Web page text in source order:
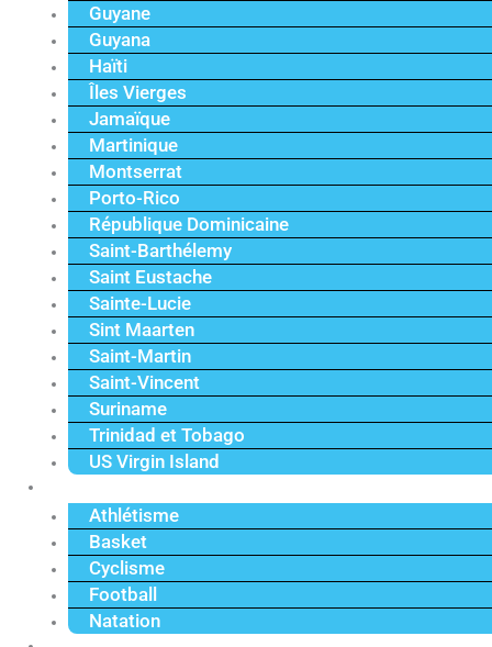
Guyane
Guyana
Haïti
Îles Vierges
Jamaïque
Martinique
Montserrat
Porto-Rico
République Dominicaine
Saint-Barthélemy
Saint Eustache
Sainte-Lucie
Sint Maarten
Saint-Martin
Saint-Vincent
Suriname
Trinidad et Tobago
US Virgin Island
Athlétisme
Basket
Cyclisme
Football
Natation